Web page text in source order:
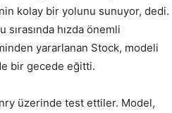
kolay bir yolunu sunuyor, dedi.
hızda önemli
yararlanan Stock, modeli
bir gecede eğitti.
üzerinde test ettiler. Model,